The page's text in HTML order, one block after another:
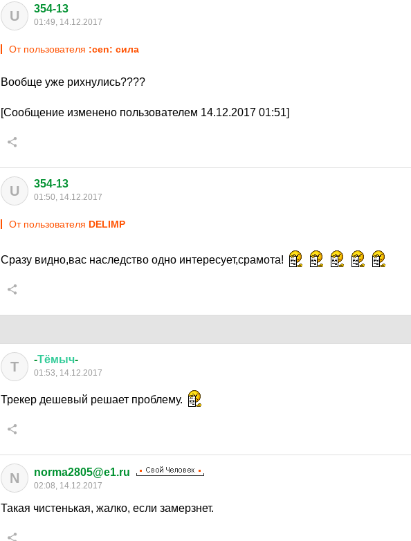
U 354-13
01:49, 14.12.2017
От пользователя :cen: сила
Вообще уже рихнулись????
[Сообщение изменено пользователем 14.12.2017 01:51]
U 354-13
01:50, 14.12.2017
От пользователя DELIMP
Сразу видно,вас наследство одно интересует,срамота!
Т -Тёмыч-
01:53, 14.12.2017
Трекер дешевый решает проблему.
N norma2805@e1.ru
02:08, 14.12.2017
Такая чистенькая, жалко, если замерзнет.